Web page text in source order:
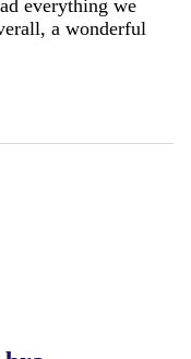
everything we
a wonderful